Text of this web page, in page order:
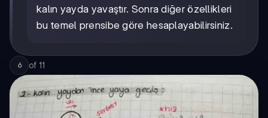
kalın yayda yavaştır. Sonra diğer özellikleri
bu temel prensibe göre hesaplayabilirsiniz.
6 of 11